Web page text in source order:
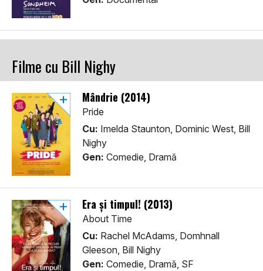
Filme cu Bill Nighy
Mândrie (2014)
Pride
Cu: Imelda Staunton, Dominic West, Bill
Nighy
Gen: Comedie, Dramă
Era și timpul! (2013)
About Time
Cu: Rachel McAdams, Domhnall
Gleeson, Bill Nighy
Gen: Comedie, Dramă, SF